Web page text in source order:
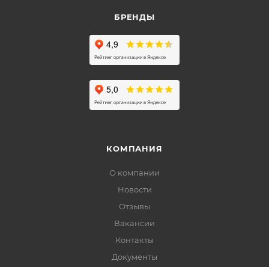
БРЕНДЫ
КОМПАНИЯ
О компании
Новости
Отзывы
Вакансии
Контакты
Документы